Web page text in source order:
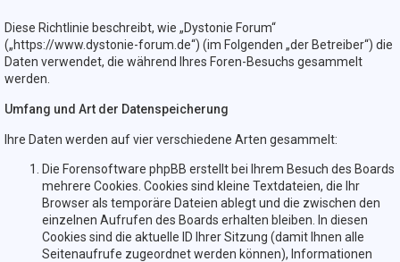
Diese Richtlinie beschreibt, wie „Dystonie Forum“
(„https://www.dystonie-forum.de“) (im Folgenden „der Betreiber“) die
Daten verwendet, die während Ihres Foren-Besuchs gesammelt
werden.
Umfang und Art der Datenspeicherung
Ihre Daten werden auf vier verschiedene Arten gesammelt:
Die Forensoftware phpBB erstellt bei Ihrem Besuch des Boards
mehrere Cookies. Cookies sind kleine Textdateien, die Ihr
Browser als temporäre Dateien ablegt und die zwischen den
einzelnen Aufrufen des Boards erhalten bleiben. In diesen
Cookies sind die aktuelle ID Ihrer Sitzung (damit Ihnen alle
Seitenaufrufe zugeordnet werden können), Informationen